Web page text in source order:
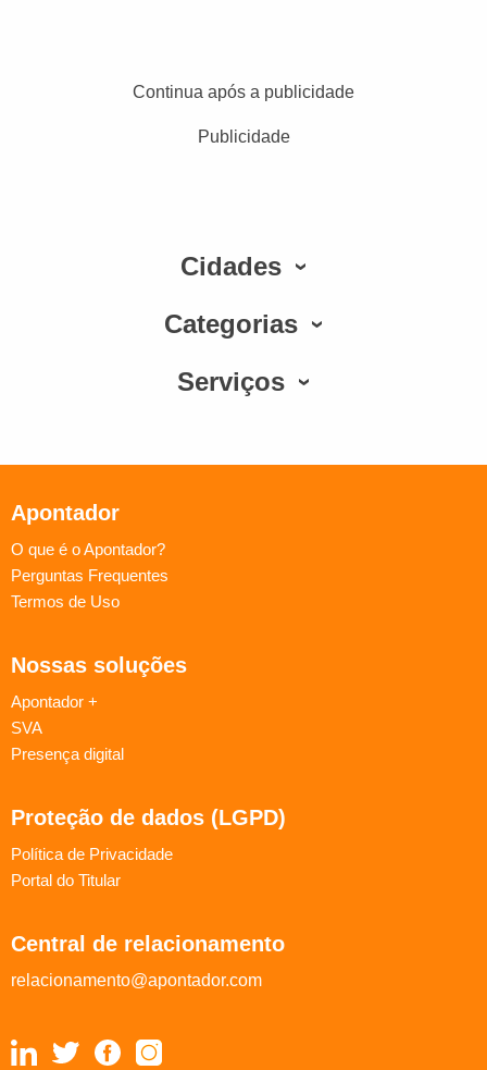
Continua após a publicidade
Publicidade
Cidades
Categorias
Serviços
Apontador
O que é o Apontador?
Perguntas Frequentes
Termos de Uso
Nossas soluções
Apontador +
SVA
Presença digital
Proteção de dados (LGPD)
Política de Privacidade
Portal do Titular
Central de relacionamento
relacionamento@apontador.com